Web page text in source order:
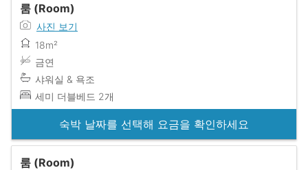
룸 (Room)
사진 보기
18m²
금연
샤워실 & 욕조
세미 더블베드 2개
숙박 날짜를 선택해 요금을 확인하세요
룸 (Room)